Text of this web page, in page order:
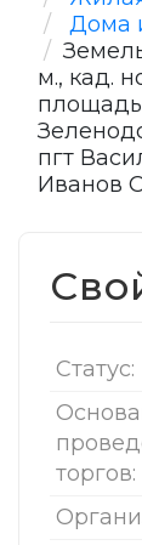
Дома
м., кад.
площадь
пгт
Иванов
Статус:
торгов: